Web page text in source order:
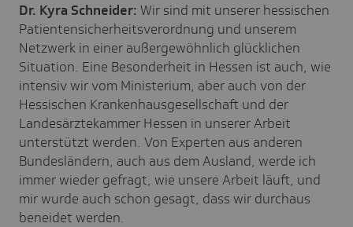
Dr. Kyra Schneider: Wir sind mit unserer hessischen
Patientensicherheitsverordnung und unserem
Netzwerk in einer außergewöhnlich glücklichen
Situation. Eine Besonderheit in Hessen ist auch, wie
intensiv wir vom Ministerium, aber auch von der
Hessischen Krankenhausgesellschaft und der
Landesärztekammer Hessen in unserer Arbeit
unterstützt werden. Von Experten aus anderen
Bundesländern, auch aus dem Ausland, werde ich
immer wieder gefragt, wie unsere Arbeit läuft, und
mir wurde auch schon gesagt, dass wir durchaus
beneidet werden.